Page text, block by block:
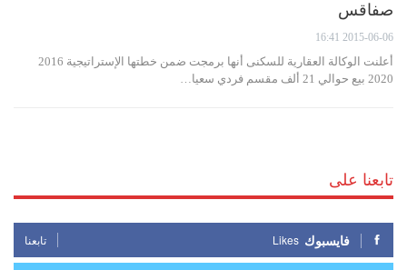
صفاقس
2015-06-06 16:41
أعلنت الوكالة العقارية للسكنى أنها برمجت ضمن خطتها الإستراتيجية 2016
2020 بيع حوالي 21 ألف مقسم فردي سعيا…
تابعنا على
فايسبوك Likes تابعنا